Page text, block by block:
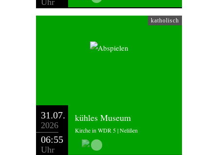
Uhr
katholisch
31.07.
2026
06:55
Uhr
kühles Museum
Kirche in WDR 5 | Nelißen